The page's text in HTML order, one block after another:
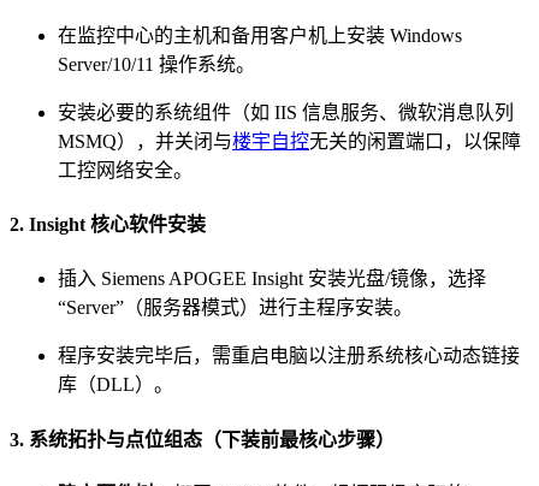
在监控中心的主机和备用客户机上安装 Windows
Server/10/11 操作系统。
安装必要的系统组件（如 IIS 信息服务、微软消息队列
MSMQ），并关闭与楼宇自控无关的闲置端口，以保障
工控网络安全。
2. Insight 核心软件安装
插入 Siemens APOGEE Insight 安装光盘/镜像，选择
“Server”（服务器模式）进行主程序安装。
程序安装完毕后，需重启电脑以注册系统核心动态链接
库（DLL）。
3. 系统拓扑与点位组态（下装前最核心步骤）